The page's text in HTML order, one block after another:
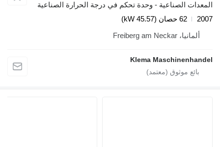
المعدات الصناعية - وحدة تحكم في درجة الحرارة الصناعية
2007
62 حصان (45.57 kW)
ألمانيا، Freiberg am Neckar
Klema Maschinenhandel